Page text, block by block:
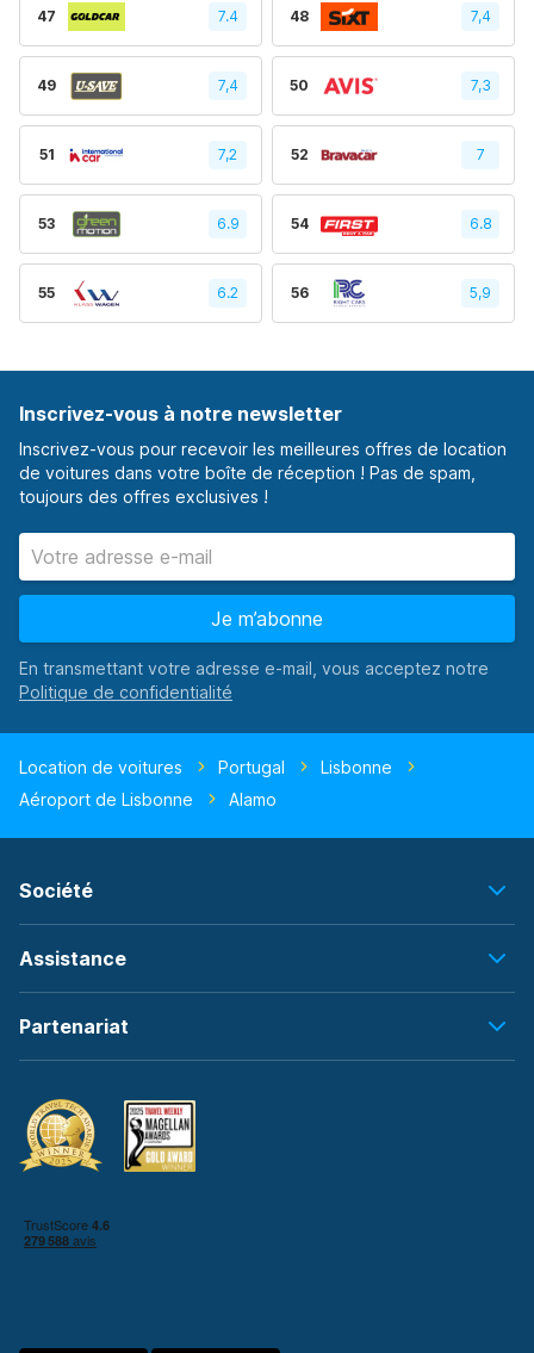
47 7.4 48 7,4
49 7,4 50 7,3
51 7,2 52 7
53 6.9 54 6.8
55 6.2 56 5,9
Inscrivez-vous à notre newsletter
Inscrivez-vous pour recevoir les meilleures offres de location
de voitures dans votre boîte de réception ! Pas de spam,
toujours des offres exclusives !
Je m’abonne
En transmettant votre adresse e-mail, vous acceptez notre
Location de voitures Portugal
Lisbonne
Aéroport de Lisbonne
Alamo
Société
Assistance
Partenariat